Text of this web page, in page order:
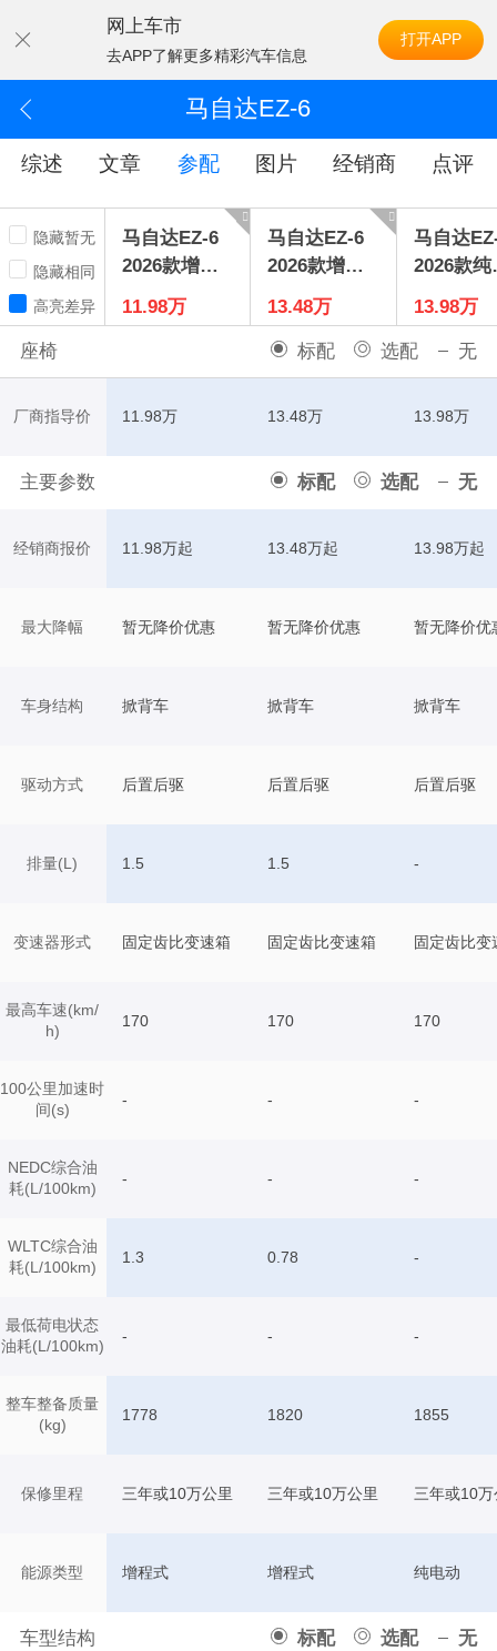
网上车市
去APP了解更多精彩汽车信息
打开APP
马自达EZ-6
综述 文章 参配 图片 经销商 点评
隐藏暂无
隐藏相同
高亮差异
马自达EZ-6
2026款增程1
30Air
11.98万
马自达EZ-6
2026款增程2
00Air
13.48万
马自达
2026款纯
80Air+
13.98万
座椅 标配 选配 无
厂商指导价
主要参数 标配 选配 无
经销商报价
最大降幅
车身结构
驱动方式
排量(L)
变速器形式
最高车速(km/
h)
100公里加速时
间(s)
NEDC综合油
耗(L/100km)
WLTC综合油
耗(L/100km)
最低荷电状态
油耗(L/100km)
整车整备质量
(kg)
保修里程
能源类型
车型结构 标配 选配 无
11.98万 13.48万 13.98万
11.98万起 13.48万起 13.98万起
暂无降价优惠 暂无降价优惠 暂无降价优
掀背车 掀背车 掀背车
后置后驱 后置后驱 后置后驱
1.5 1.5 -
固定齿比变速箱 固定齿比变速箱 固定齿比变
170 170 170
- - -
- - -
1.3 0.78 -
- - -
1778 1820 1855
三年或10万公里 三年或10万公里 三年或10万
增程式 增程式 纯电动